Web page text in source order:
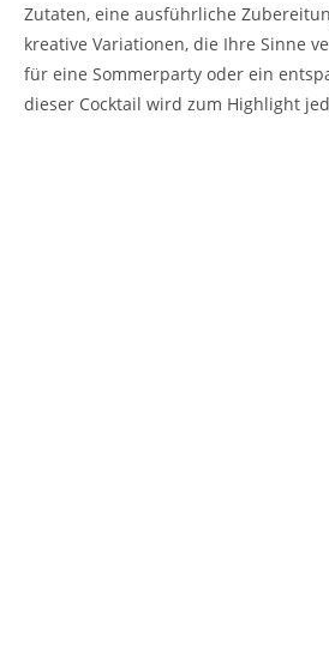
Zutaten, eine ausführliche
kreative Variationen, die Ihre Sinne
für eine Sommerparty oder ein
dieser Cocktail wird zum Highlight